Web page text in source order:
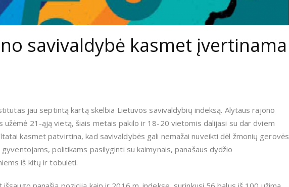
savivaldybė kasmet įvertinama
jau septintą kartą skelbia Lietuvos savivaldybių indeksą. Alytaus rajono
užėmė 21-ąją vietą, šiais metais pakilo ir 18-20 vietomis dalijasi su dar dviem
kasmet patvirtina, kad savivaldybės gali nemažai nuveikti dėl žmonių gerovės
politikams pasilyginti su kaimynais, panašaus dydžio
iš kitų ir tobulėti.